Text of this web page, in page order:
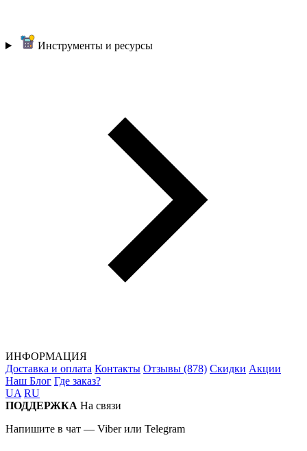
Инструменты и ресурсы
ИНФОРМАЦИЯ
Доставка и оплата Контакты Отзывы (878) Скидки Акции
Наш Блог Где заказ?
UA RU
ПОДДЕРЖКА На связи
Напишите в чат — Viber или Telegram